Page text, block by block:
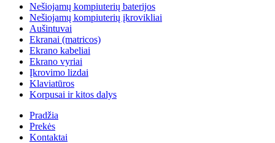
Nešiojamų kompiuterių baterijos
Nešiojamų kompiuterių įkrovikliai
Aušintuvai
Ekranai (matricos)
Ekrano kabeliai
Ekrano vyriai
Įkrovimo lizdai
Klaviatūros
Korpusai ir kitos dalys
Pradžia
Prekės
Kontaktai